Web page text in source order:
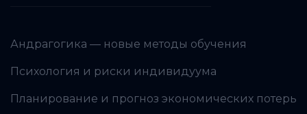
Андрагогика — новые методы обучения
Психология и риски индивидуума
Планирование и прогноз экономических потерь